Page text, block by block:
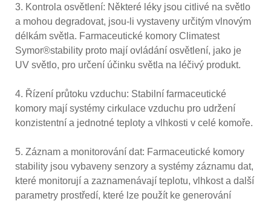
3. Kontrola osvětlení: Některé léky jsou citlivé na světlo
a mohou degradovat, jsou-li vystaveny určitým vlnovým
délkám světla. Farmaceutické komory Climatest
Symor®stability proto mají ovládání osvětlení, jako je
UV světlo, pro určení účinku světla na léčivý produkt.
4. Řízení průtoku vzduchu: Stabilní farmaceutické
komory mají systémy cirkulace vzduchu pro udržení
konzistentní a jednotné teploty a vlhkosti v celé komoře.
5. Záznam a monitorování dat: Farmaceutické komory
stability jsou vybaveny senzory a systémy záznamu dat,
které monitorují a zaznamenávají teplotu, vlhkost a další
parametry prostředí, které lze použít ke generování